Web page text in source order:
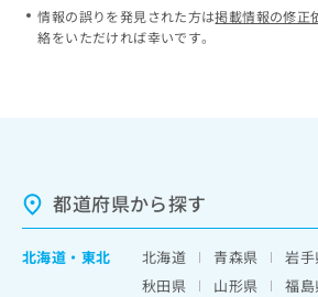
情報の誤りを発見された方は掲載情報の修正
絡をいただければ幸いです。
都道府県から探す
北海道 ・ 東北 北海道 青森県 岩手
秋田県
山形県
福島